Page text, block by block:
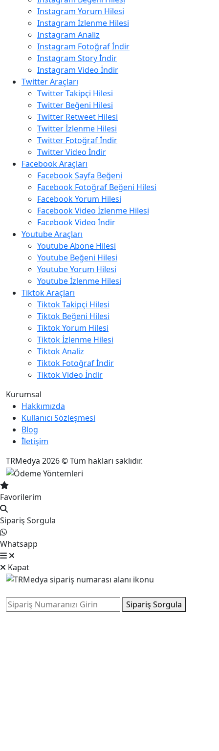
Instagram Yorum Hilesi
Instagram İzlenme Hilesi
Instagram Analiz
Instagram Fotoğraf İndir
Instagram Story İndir
Instagram Video İndir
Twitter Araçları
Twitter Takipçi Hilesi
Twitter Beğeni Hilesi
Twitter Retweet Hilesi
Twitter İzlenme Hilesi
Twitter Fotoğraf İndir
Twitter Video İndir
Facebook Araçları
Facebook Sayfa Beğeni
Facebook Fotoğraf Beğeni Hilesi
Facebook Yorum Hilesi
Facebook Video İzlenme Hilesi
Facebook Video İndir
Youtube Araçları
Youtube Abone Hilesi
Youtube Beğeni Hilesi
Youtube Yorum Hilesi
Youtube İzlenme Hilesi
Tiktok Araçları
Tiktok Takipçi Hilesi
Tiktok Beğeni Hilesi
Tiktok Yorum Hilesi
Tiktok İzlenme Hilesi
Tiktok Analiz
Tiktok Fotoğraf İndir
Tiktok Video İndir
Kurumsal
Hakkımızda
Kullanıcı Sözleşmesi
Blog
İletişim
TRMedya 2026 © Tüm hakları saklıdır.
Favorilerim
Sipariş Sorgula
Whatsapp
Kapat
Sipariş Sorgula